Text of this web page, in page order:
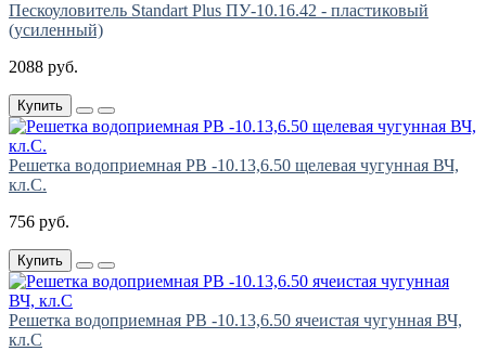
Пескоуловитель Standart Plus ПУ-10.16.42 - пластиковый
(усиленный)
2088 руб.
Купить
Решетка водоприемная РВ -10.13,6.50 щелевая чугунная ВЧ,
кл.С.
756 руб.
Купить
Решетка водоприемная РВ -10.13,6.50 ячеистая чугунная ВЧ,
кл.С